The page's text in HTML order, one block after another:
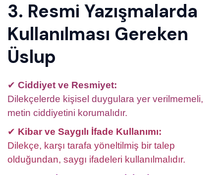
3. Resmi Yazışmalarda
Kullanılması Gereken
Üslup
✔ Ciddiyet ve Resmiyet:
Dilekçelerde kişisel duygulara yer verilmemeli,
metin ciddiyetini korumalıdır.
✔ Kibar ve Saygılı İfade Kullanımı:
Dilekçe, karşı tarafa yöneltilmiş bir talep
olduğundan, saygı ifadeleri kullanılmalıdır.